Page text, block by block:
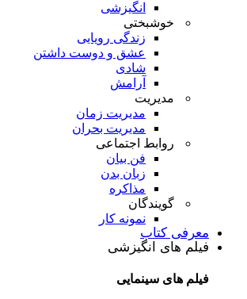
انگیزشی
خوشبختی
زندگی رویایی
عشق و دوست داشتن
شادی
آرامش
مدیریت
مدیریت زمان
مدیریت بحران
روابط اجتماعی
فن بیان
زبان بدن
مذاکره
گویندگان
نمونه کار
معرفی کتاب
فیلم های انگیزشی
فیلم های سینمایی